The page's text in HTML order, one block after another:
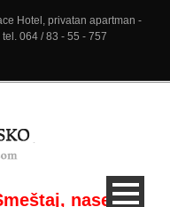
Hotel, privatan apartman -
064 / 83 - 55 - 757
naselje